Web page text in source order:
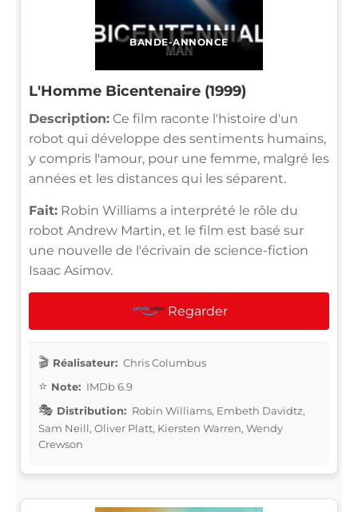
BANDE-ANNONCE
L'Homme Bicentenaire (1999)
Description: Ce film raconte l'histoire d'un
robot qui développe des sentiments humains,
y compris l'amour, pour une femme, malgré les
années et les distances qui les séparent.
Fait: Robin Williams a interprété le rôle du
robot Andrew Martin, et le film est basé sur
une nouvelle de l'écrivain de science-fiction
Isaac Asimov.
Regarder
Réalisateur: Chris Columbus
Note: IMDb 6.9
Distribution: Robin Williams, Embeth Davidtz,
Sam Neill, Oliver Platt, Kiersten Warren, Wendy
Crewson